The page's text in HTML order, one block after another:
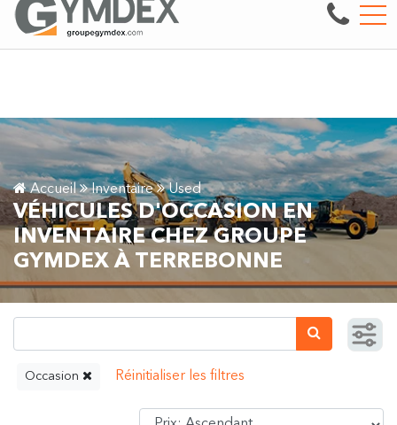
réparation et entretien de machinerie lourde. Voir notre
3497 boul. des Entreprises, Terrebonne, QC, CA J6X 4J9
EN
Accueil Inventaire Used
VÉHICULES D'OCCASION EN
INVENTAIRE CHEZ GROUPE
GYMDEX À TERREBONNE
Occasion